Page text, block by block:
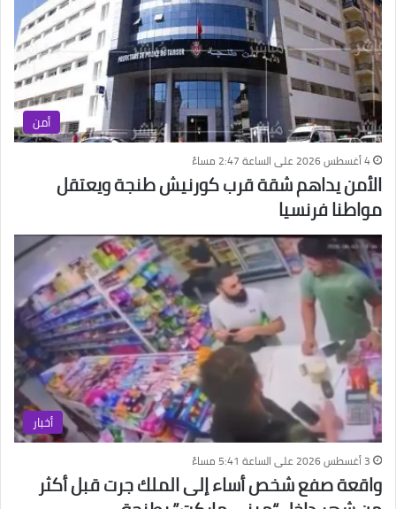
أمن
4 أغسطس 2026 على الساعة 2:47 مساءً
الأمن يداهم شقة قرب كورنيش طنجة ويعتقل
مواطنا فرنسيا
أخبار
3 أغسطس 2026 على الساعة 5:41 مساءً
واقعة صفع شخص أساء إلى الملك جرت قبل أكثر